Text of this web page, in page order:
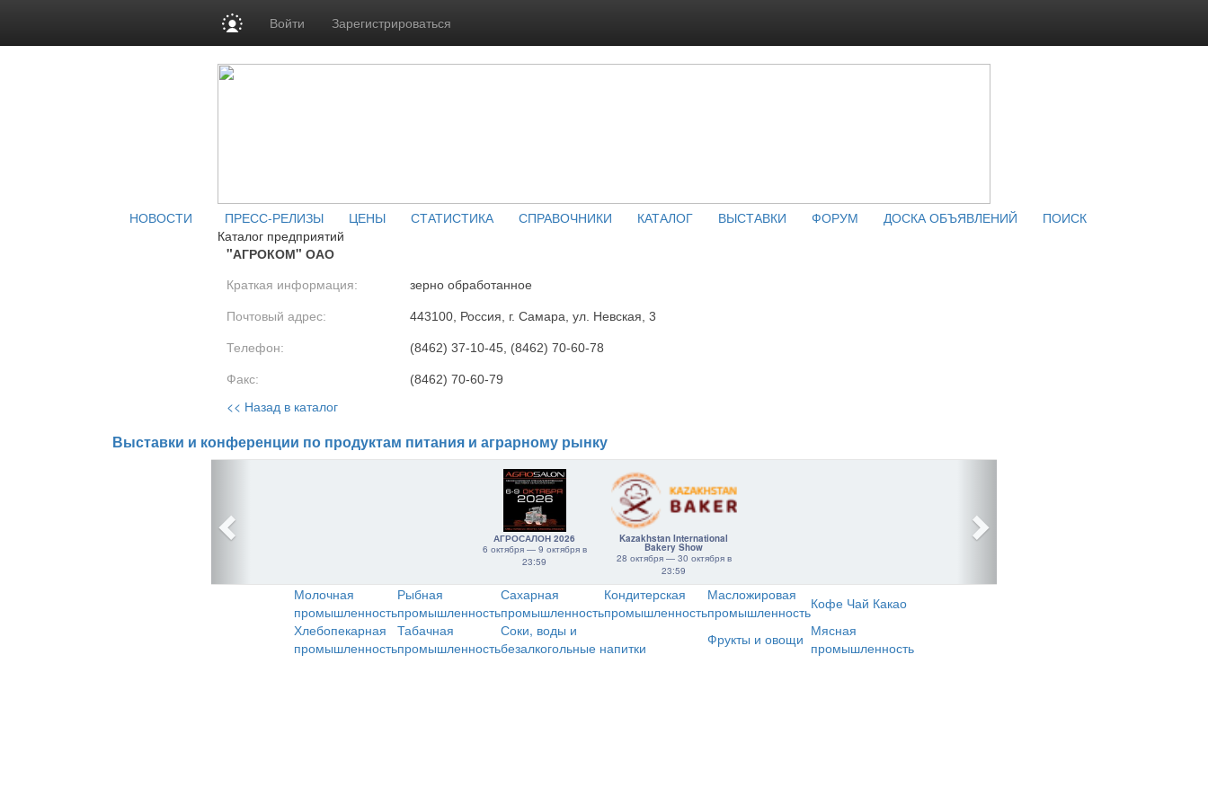
Войти Зарегистрироваться
НОВОСТИ ПРЕСС-РЕЛИЗЫ ЦЕНЫ СТАТИСТИКА СПРАВОЧНИКИ КАТАЛОГ ВЫСТАВКИ ФОРУМ ДОСКА ОБЪЯВЛЕНИЙ
ПОИСК
Каталог предприятий
"АГРОКОМ" ОАО
Краткая информация: зерно обработанное
Почтовый адрес: 443100, Россия, г. Самара, ул. Невская, 3
Телефон: (8462) 37-10-45, (8462) 70-60-78
Факс: (8462) 70-60-79
<< Назад в каталог
Выставки и конференции по продуктам питания и аграрному рынку
АГРОСАЛОН 2026
6 октября — 9 октября в
23:59
Kazakhstan International
Bakery Show
28 октября — 30 октября в
23:59
Молочная
промышленность
Рыбная
промышленность
Сахарная
промышленность
Кондитерская
промышленность
Масложировая
промышленностьКофе Чай Какао
Хлебопекарная
промышленность
Табачная
промышленность
Соки, воды и
безалкогольные напитки
Фрукты и овощи Мясная
промышленность